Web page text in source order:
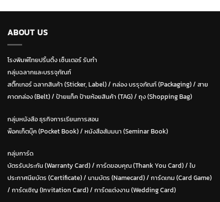
ABOUT US
โรงพิมพ์ไทยปริ้นติ้ง เซ็นเตอร์ รับทำ
กลุ่มฉลากและบรรจุภัณฑ์
สติ๊กเกอร์ ฉลากสินค้า (Sticker, Label)/ กล่อง บรรุจภัณฑ์ (Packaging)/ สาย
คาดกล่อง (Belt)/ ป้ายแท็ค ป้ายห้อยสินค้า (TAG)/ ถุง (Shopping Bag)
กลุ่มหนังสือ ธุรกิจการเรียนการสอน
พ๊อคเก็ตบุ๊ค (Pocket Book)/ หนังสือสัมมนา (Seminar Book)
กลุ่มการ์ด
บัตรรับประกัน (Warranty Card)/ การ์ดขอบคุณ (Thank You Card)/ ใบ
ประกาศนียบัตร (Certificate)/ นามบัตร (Namecard)/ การ์ดเกม (Card Game)
/ การ์ดเชิญ (Invitation Card)/ การ์ดแต่งงาน (Wedding Card)